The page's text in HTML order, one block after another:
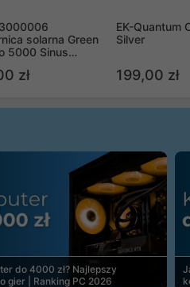
solarna Green
5000 Sinus
zł
EK-Quantum
Silver
199,00 zł
do 4000 zł? Najlepszy
gier | Ranking PC 2026